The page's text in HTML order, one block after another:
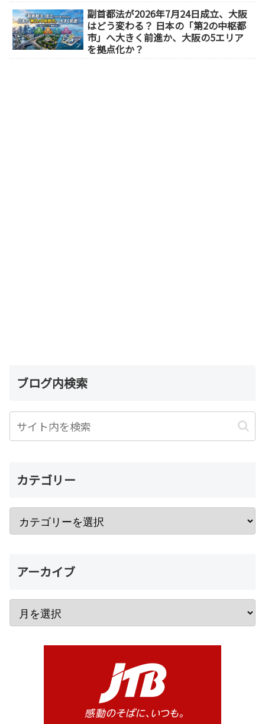
副首都法が2026年7月24日成立、大阪
はどう変わる？ 日本の「第2の中枢都
市」へ大きく前進か、大阪の5エリア
を拠点化か？
ブログ内検索
カテゴリー
アーカイブ